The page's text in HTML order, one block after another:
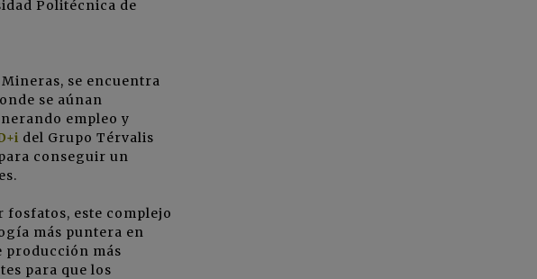
Politécnica de
se encuentra
se aúnan
empleo y
del Grupo Térvalis
conseguir un
fosfatos, este complejo
más puntera en
producción más
para que los